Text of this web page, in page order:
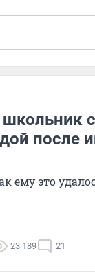
после
ему это
23 189 21